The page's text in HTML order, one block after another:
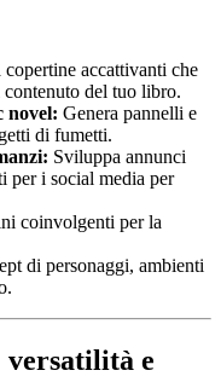
copertine accattivanti che
del tuo libro.
novel: Genera pannelli e
di fumetti.
Sviluppa annunci
per i social media per
coinvolgenti per la
di personaggi, ambienti
versatilità e